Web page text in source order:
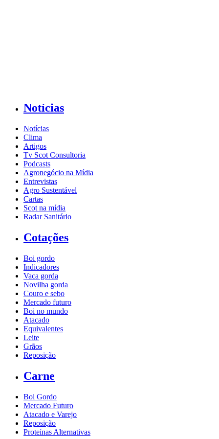
Notícias
Notícias
Clima
Artigos
Tv Scot Consultoria
Podcasts
Agronegócio na Mídia
Entrevistas
Agro Sustentável
Cartas
Scot na mídia
Radar Sanitário
Cotações
Boi gordo
Indicadores
Vaca gorda
Novilha gorda
Couro e sebo
Mercado futuro
Boi no mundo
Atacado
Equivalentes
Leite
Grãos
Reposição
Carne
Boi Gordo
Mercado Futuro
Atacado e Varejo
Reposição
Proteínas Alternativas